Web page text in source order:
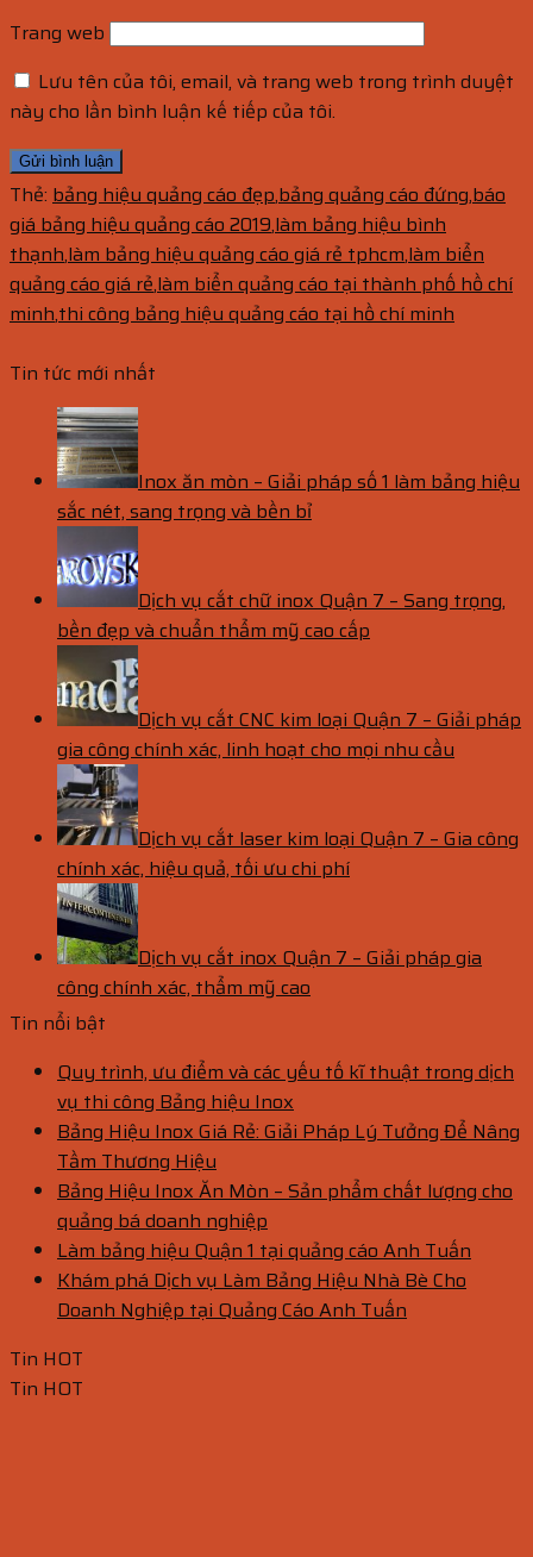
Trang web
Lưu tên của tôi, email, và trang web trong trình duyệt
này cho lần bình luận kế tiếp của tôi.
Thẻ: bảng hiệu quảng cáo đẹp,bảng quảng cáo đứng,báo
giá bảng hiệu quảng cáo 2019,làm bảng hiệu bình
thạnh,làm bảng hiệu quảng cáo giá rẻ tphcm,làm biển
quảng cáo giá rẻ,làm biển quảng cáo tại thành phố hồ chí
minh,thi công bảng hiệu quảng cáo tại hồ chí minh
Tin tức mới nhất
Inox ăn mòn – Giải pháp số 1 làm bảng hiệu
sắc nét, sang trọng và bền bỉ
Dịch vụ cắt chữ inox Quận 7 – Sang trọng,
bền đẹp và chuẩn thẩm mỹ cao cấp
Dịch vụ cắt CNC kim loại Quận 7 – Giải pháp
gia công chính xác, linh hoạt cho mọi nhu cầu
Dịch vụ cắt laser kim loại Quận 7 – Gia công
chính xác, hiệu quả, tối ưu chi phí
Dịch vụ cắt inox Quận 7 – Giải pháp gia
công chính xác, thẩm mỹ cao
Tin nổi bật
Quy trình, ưu điểm và các yếu tố kĩ thuật trong dịch
vụ thi công Bảng hiệu Inox
Bảng Hiệu Inox Giá Rẻ: Giải Pháp Lý Tưởng Để Nâng
Tầm Thương Hiệu
Bảng Hiệu Inox Ăn Mòn – Sản phẩm chất lượng cho
quảng bá doanh nghiệp
Làm bảng hiệu Quận 1 tại quảng cáo Anh Tuấn
Khám phá Dịch vụ Làm Bảng Hiệu Nhà Bè Cho
Doanh Nghiệp tại Quảng Cáo Anh Tuấn
Tin HOT
Tin HOT